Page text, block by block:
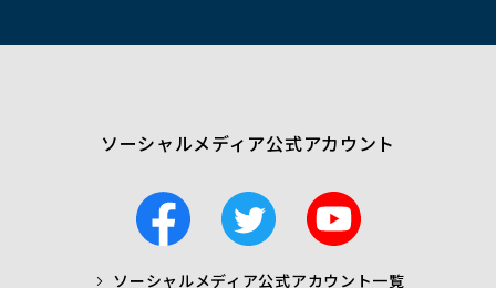
ウ
ソーシャルメディア公式アカウント
F
a
a
T
w
t
Y
o
t
ソーシャルメディア公式アカウント一覧